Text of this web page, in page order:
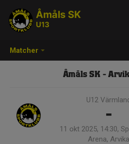
Matcher
Åmåls SK
U13
Åmåls SK -
U12
-
11 okt 2025, 14:30,
Arena, Arvika